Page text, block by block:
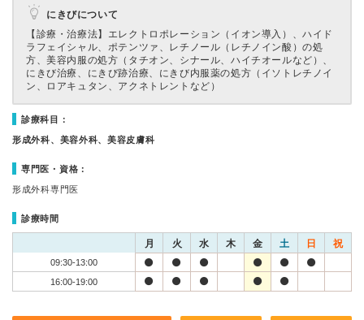
にきびについて
【診療・治療法】 エレクトロポレーション（イオン導入）、ハイド
ラフェイシャル、ポテンツァ、レチノール（レチノイン酸）の処
方、美容内服の処方（タチオン、シナール、ハイチオールなど）、
にきび治療、にきび跡治療、にきび内服薬の処方（イソトレチノイ
ン、ロアキュタン、アクネトレントなど）
診療科目：
形成外科、美容外科、美容皮膚科
専門医・資格：
形成外科専門医
診療時間
月 火 水 木 金 土 日 祝
09:30-13:00
16:00-19:00